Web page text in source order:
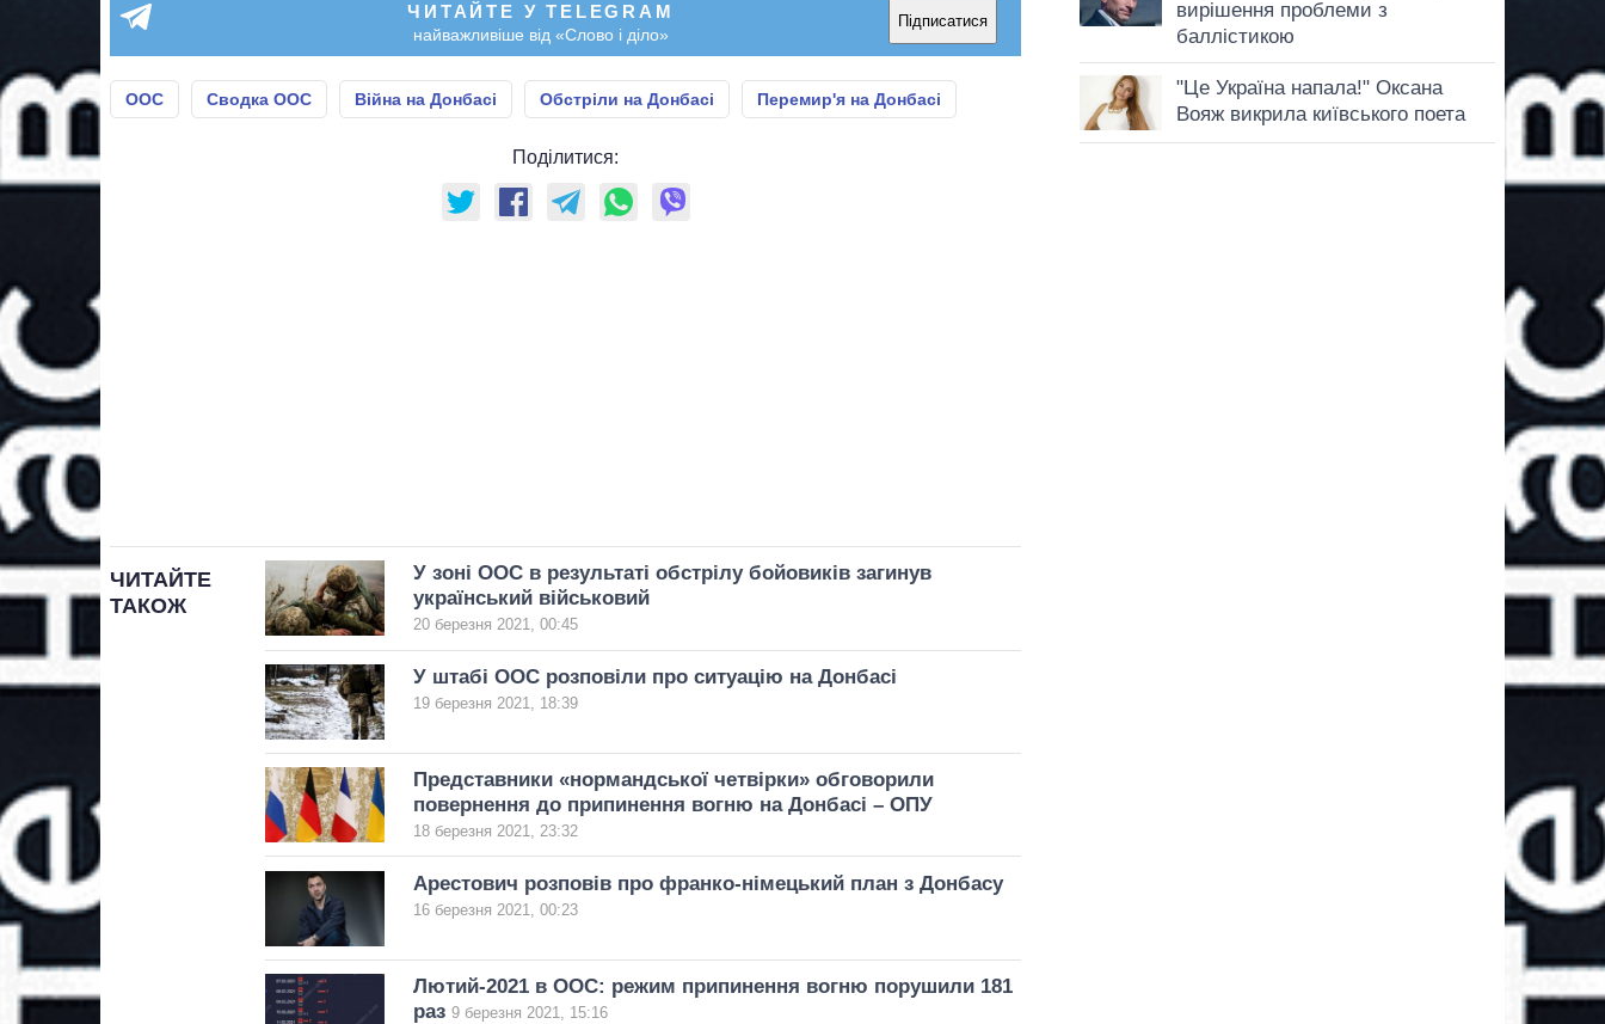
ЧИТАЙТЕ У TELEGRAM
найважливіше від «Слово і діло»
Підписатися
ООС Сводка ООС Війна на Донбасі Обстріли на Донбасі Перемир'я на Донбасі
Поділитися:
ЧИТАЙТЕ
ТАКОЖ
У зоні ООС в результаті обстрілу бойовиків загинув
український військовий
20 березня 2021, 00:45
У штабі ООС розповіли про ситуацію на Донбасі
19 березня 2021, 18:39
Представники «нормандської четвірки» обговорили
повернення до припинення вогню на Донбасі – ОПУ
18 березня 2021, 23:32
Арестович розповів про франко-німецький план з Донбасу
16 березня 2021, 00:23
Лютий-2021 в ООС: режим припинення вогню порушили 181
раз 9 березня 2021, 15:16